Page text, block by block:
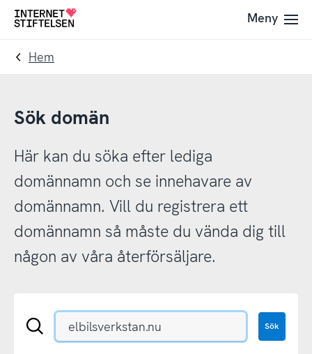
Till
navigering
Till
innehåll
Till
Meny
Hem
Sök domän
Här kan du söka efter lediga
domännamn och se innehavare av
domännamn. Vill du registrera ett
domännamn så måste du vända dig till
någon av våra återförsäljare.
Sök
Sök